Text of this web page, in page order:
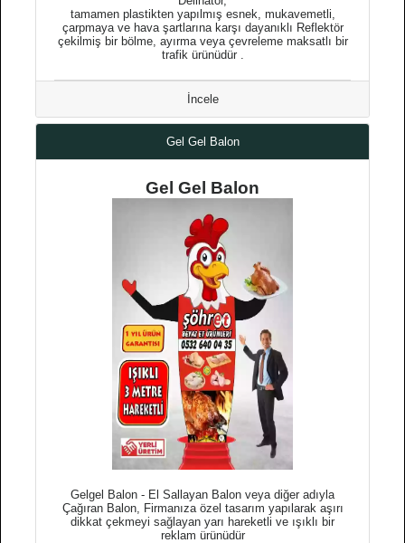
tamamen plastikten yapılmış esnek, mukavemetli,
çarpmaya ve hava şartlarına karşı dayanıklı Reflektör
çekilmiş bir bölme, ayırma veya çevreleme maksatlı bir
trafik ürünüdür .
İncele
Gel Gel Balon
Gel Gel Balon
Gelgel Balon - El Sallayan Balon veya diğer adıyla
Çağıran Balon, Firmanıza özel tasarım yapılarak aşırı
dikkat çekmeyi sağlayan yarı hareketli ve ışıklı bir
reklam ürünüdür